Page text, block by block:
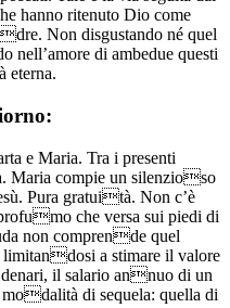
hanno ritenuto Dio come
Non disgustando né quel
nell’amore di ambedue questi
eterna.
e Maria. Tra i presenti
Maria compie un silenzioso
Pura gratuità. Non c’è
che versa sui piedi di
non comprende quel
a stimare il valore
il salario annuo di un
di sequela: quella di